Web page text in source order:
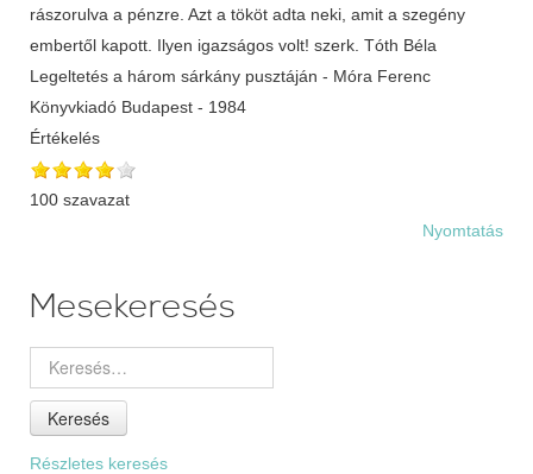
rászorulva a pénzre. Azt a tököt adta neki, amit a szegény
embertől kapott. Ilyen igazságos volt! szerk. Tóth Béla
Legeltetés a három sárkány pusztáján - Móra Ferenc
Könyvkiadó Budapest - 1984
Értékelés
100 szavazat
Nyomtatás
Mesekeresés
Keresés
Részletes keresés